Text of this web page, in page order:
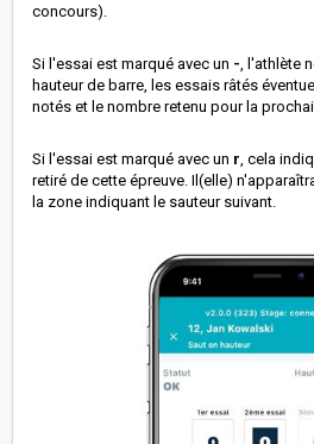
concours).
Si l'essai est marqué avec un - , l'athlète
hauteur de barre, les essais râtés
notés et le nombre retenu pour la
Si l'essai est marqué avec un r , cela
retiré de cette épreuve. Il(elle)
la zone indiquant le sauteur suivant.